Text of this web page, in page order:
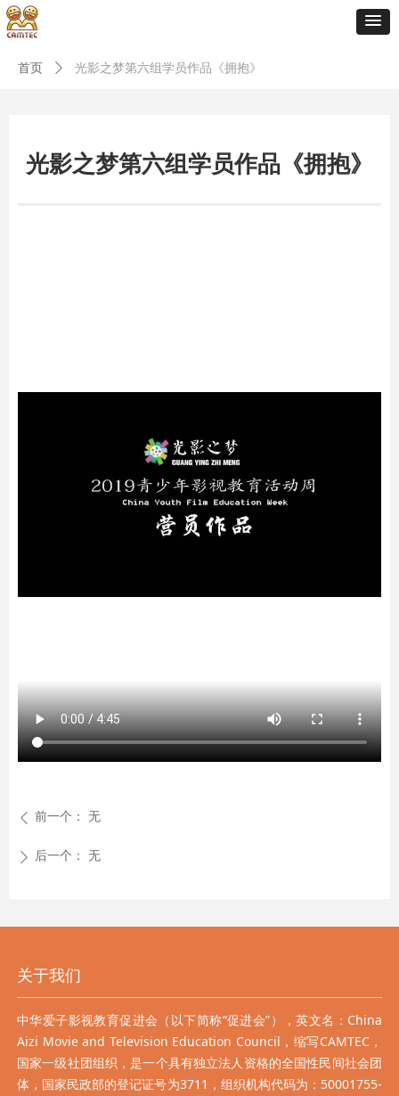
光影之梦第六组学员作品《拥抱》
ꄴ 前一个： 无
ꄲ 后一个： 无
首页 ꄲ 光影之梦第六组学员作品《拥抱》
关于我们
中华爱子影视教育促进会（以下简称“促进会”），英文名：China
Aizi Movie and Television Education Council，缩写CAMTEC，
国家一级社团组织，是一个具有独立法人资格的全国性民间社会团
体，国家民政部的登记证号为3711，组织机构代码为：50001755-